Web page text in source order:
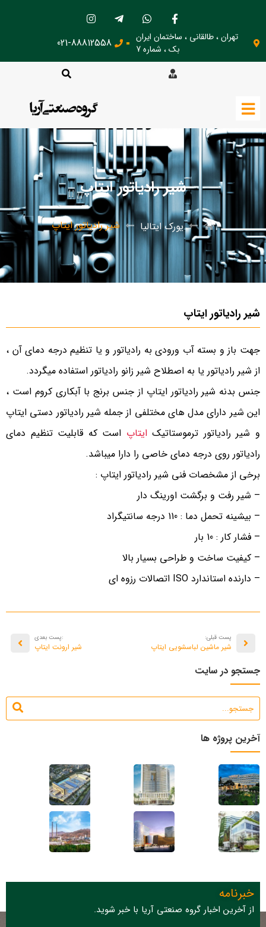
تهران ، طالقانی ، ساختمان ایران
بک ، شماره 7
021-88812558
شیر رادیاتور ایتاپ
یورک ایتالیا شیر رادیاتور ایتاپ
شیر رادیاتور ایتاپ
جهت باز و بسته آب ورودی به رادیاتور و یا تنظیم درجه دمای آن ،
از شیر رادیاتور یا به اصطلاح شیر زانو رادیاتور استفاده میگردد.
جنس بدنه شیر رادیاتور ایتاپ از جنس برنج با آبکاری کروم است ،
این شیر دارای مدل های مختلفی از جمله شیر رادیاتور دستی ایتاپ
و شیر رادیاتور ترموستاتیک ایتاپ است که قابلیت تنظیم دمای
رادیاتور روی درجه دمای خاصی را دارا میباشد.
برخی از مشخصات فنی شیر رادیاتور ایتاپ :
– شیر رفت و برگشت اورینگ دار
– بیشینه تحمل دما : 110 درجه سانتیگراد
– فشار کار : 10 بار
– کیفیت ساخت و طراحی بسیار بالا
– دارنده استاندارد ISO اتصالات رزوه ای
پست قبلی:
شیر ماشین لباسشویی ایتاپ
:پست بعدی
شیر ارونت ایتاپ
جستجو در سایت
آخرین پروژه ها
خبرنامه
از آخرین اخبار گروه صنعتی آریا با خبر شوید.